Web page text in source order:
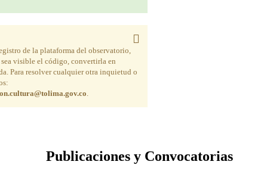
de la plataforma del observatorio,
visible el código, convertirla en
Para resolver cualquier otra inquietud o
Publicaciones y Convocatorias